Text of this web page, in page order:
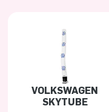
VOLKSWAGEN
SKYTUBE